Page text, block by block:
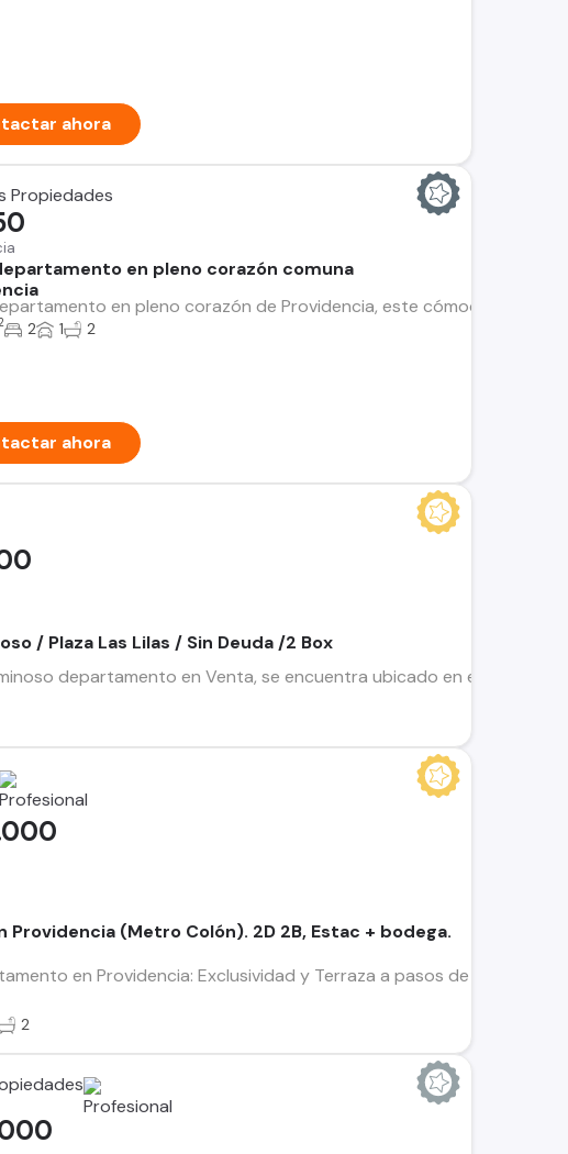
ahora
Propiedades
en pleno corazón comuna
en pleno corazón de Providencia, este cómoda
2 1 2
ahora
/ Plaza Las Lilas / Sin Deuda /2 Box
departamento en Venta, se encuentra ubicado en el sector
Providencia (Metro Colón). 2D 2B, Estac + bodega.
en Providencia: Exclusividad y Terraza a pasos de Metro
2